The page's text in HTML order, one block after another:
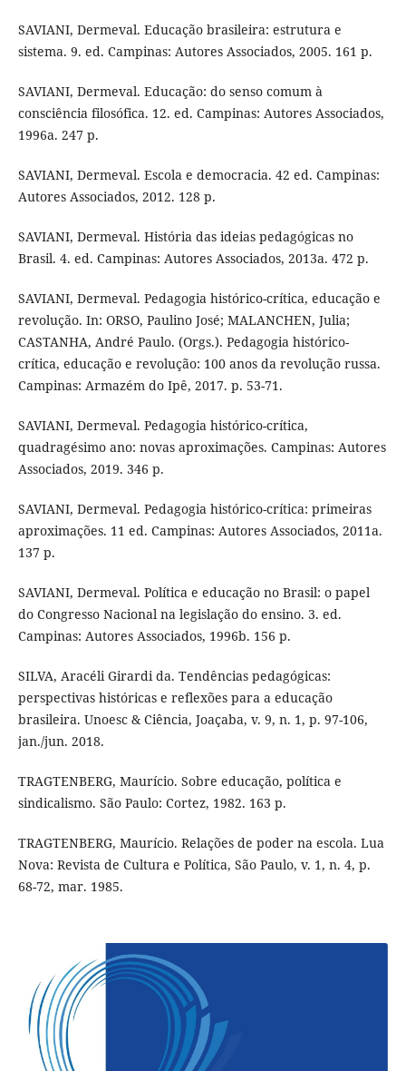
SAVIANI, Dermeval. Educação brasileira: estrutura e
sistema. 9. ed. Campinas: Autores Associados, 2005. 161 p.
SAVIANI, Dermeval. Educação: do senso comum à
consciência filosófica. 12. ed. Campinas: Autores Associados,
1996a. 247 p.
SAVIANI, Dermeval. Escola e democracia. 42 ed. Campinas:
Autores Associados, 2012. 128 p.
SAVIANI, Dermeval. História das ideias pedagógicas no
Brasil. 4. ed. Campinas: Autores Associados, 2013a. 472 p.
SAVIANI, Dermeval. Pedagogia histórico-crítica, educação e
revolução. In: ORSO, Paulino José; MALANCHEN, Julia;
CASTANHA, André Paulo. (Orgs.). Pedagogia histórico-
crítica, educação e revolução: 100 anos da revolução russa.
Campinas: Armazém do Ipê, 2017. p. 53-71.
SAVIANI, Dermeval. Pedagogia histórico-crítica,
quadragésimo ano: novas aproximações. Campinas: Autores
Associados, 2019. 346 p.
SAVIANI, Dermeval. Pedagogia histórico-crítica: primeiras
aproximações. 11 ed. Campinas: Autores Associados, 2011a.
137 p.
SAVIANI, Dermeval. Política e educação no Brasil: o papel
do Congresso Nacional na legislação do ensino. 3. ed.
Campinas: Autores Associados, 1996b. 156 p.
SILVA, Aracéli Girardi da. Tendências pedagógicas:
perspectivas históricas e reflexões para a educação
brasileira. Unoesc & Ciência, Joaçaba, v. 9, n. 1, p. 97-106,
jan./jun. 2018.
TRAGTENBERG, Maurício. Sobre educação, política e
sindicalismo. São Paulo: Cortez, 1982. 163 p.
TRAGTENBERG, Maurício. Relações de poder na escola. Lua
Nova: Revista de Cultura e Política, São Paulo, v. 1, n. 4, p.
68-72, mar. 1985.